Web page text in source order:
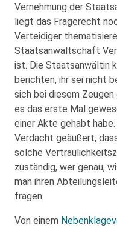
Vernehmung der
liegt das Fragerecht
Verteidiger
Staatsanwaltschaft
ist. Die Staatsanwältin
berichten, ihr sei nicht
sich bei diesem
es das erste Mal
einer Akte gehabt
Verdacht geäußert,
solche
zuständig, wer genau,
man ihren
fragen.
Von einem